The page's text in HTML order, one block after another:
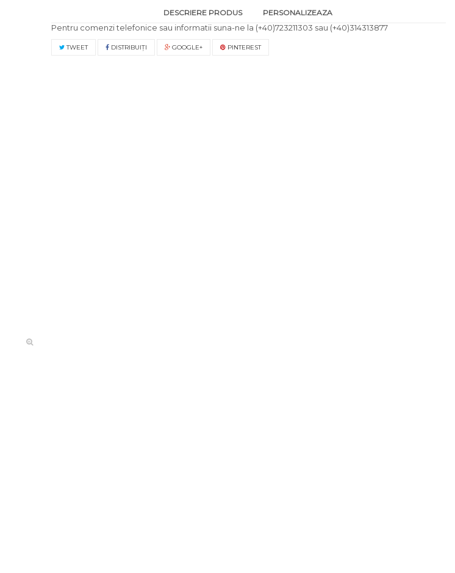
DESCRIERE PRODUS PERSONALIZEAZA
Pentru comenzi telefonice sau informatii suna-ne la (+40)723211303 sau (+40)314313877
TWEET DISTRIBUIŢI GOOGLE+ PINTEREST